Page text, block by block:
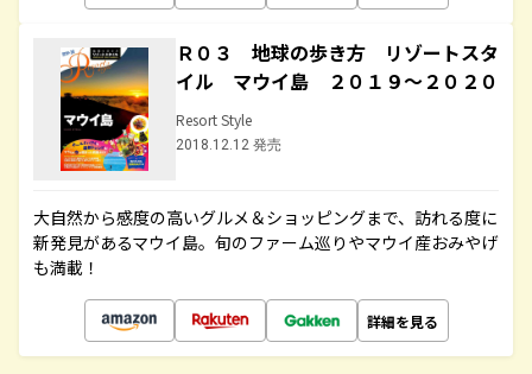
Ｒ０３ 地球の歩き方 リゾートスタ
イル マウイ島 ２０１９～２０２０
Resort Style
2018.12.12 発売
大自然から感度の高いグルメ＆ショッピングまで、訪れる度に
新発見があるマウイ島。旬のファーム巡りやマウイ産おみやげ
も満載！
詳細を見る